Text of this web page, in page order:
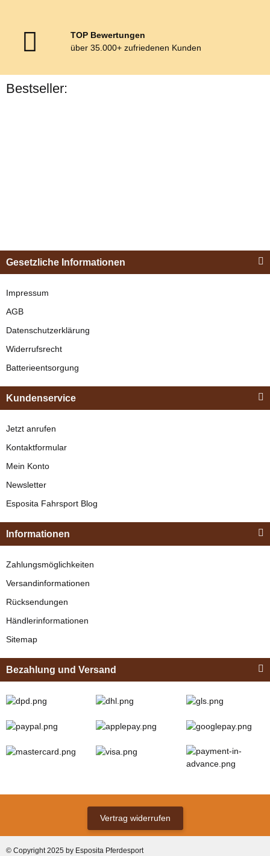
TOP Bewertungen
über 35.000+ zufriedenen Kunden
Bestseller:
"Shettyglück"
"Shettyglück"
Braun
329,00 €*
Zilco
Zilco Sicherheits-
(Sicherungsadapter)
Bestseller
Gesetzliche Informationen
Impressum
AGB
Datenschutzerklärung
Widerrufsrecht
Batterieentsorgung
Kundenservice
Jetzt anrufen
Kontaktformular
Mein Konto
Newsletter
Esposita Fahrsport Blog
Informationen
Zahlungsmöglichkeiten
Versandinformationen
Rücksendungen
Händlerinformationen
Sitemap
Bezahlung und Versand
Vertrag widerrufen
© Copyright 2025 by Esposita Pferdesport